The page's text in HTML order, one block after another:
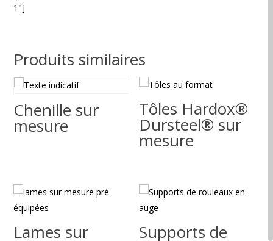
1"]
Produits similaires
Chenille sur
mesure
Tôles Hardox®
Dursteel® sur
mesure
Lames sur Supports de